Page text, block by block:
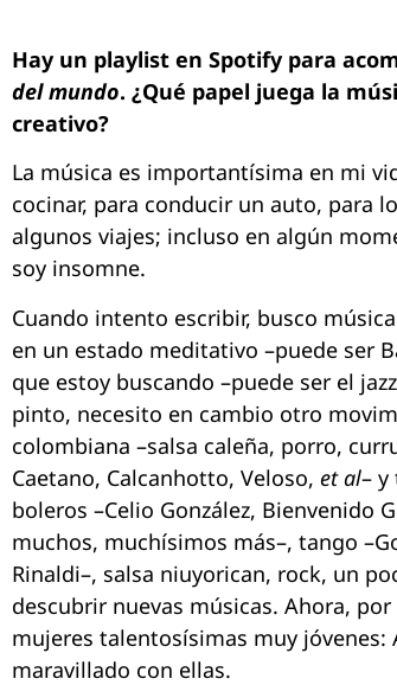
Hay un playlist en Spotify para
del mundo. ¿Qué papel juega la
creativo?
La música es importantísima en mi
cocinar, para conducir un auto, para
algunos viajes; incluso en algún
soy insomne.
Cuando intento escribir, busco
en un estado meditativo –puede ser
que estoy buscando –puede ser el
pinto, necesito en cambio otro
colombiana –salsa caleña, porro,
Caetano, Calcanhotto, Veloso, et al–
boleros –Celio González, Bienvenido
muchos, muchísimos más–, tango
Rinaldi–, salsa niuyorican, rock, un
descubrir nuevas músicas. Ahora,
mujeres talentosísimas muy jóvenes:
maravillado con ellas.